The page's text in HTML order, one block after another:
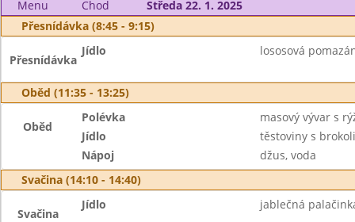
Menu Chod
Středa 22. 1. 2025
Přesnídávka (8:45 - 9:15)
Přesnídávka
Jídlo lososová
Oběd (11:35 - 13:25)
Oběd
Polévka
masový vývar s
Jídlo
těstoviny s
Nápoj
džus, voda
Svačina (14:10 - 14:40)
Svačina
Jídlo jablečná